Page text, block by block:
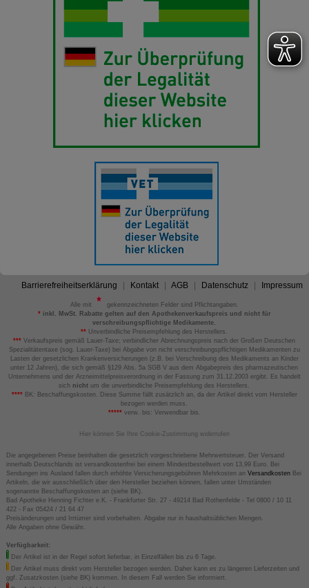
Barrierefreiheitserklärung Kontakt AGB Datenschutz Impressum
Alle mit
gekennzeichneten Felder sind Pflichtangaben.
*inkl. MwSt. Rabatte gelten auf den Apothekenverkaufspreis und nicht für
verschreibungspflichtige Medikamente.
** Unverbindliche Preisempfehlung des Herstellers.
*** Verkaufspreis gemäß Lauer-Taxe; verbindlicher Abrechnungspreis nach der Großen Deutschen
Spezialitätentaxe (sog. Lauer-Taxe) bei Abgabe von nicht verschreibungspflichtigen Medikamenten zu
Lasten der gesetzlichen Krankenversicherungen (z.B. bei Verschreibung des Medikaments an Kinder
unter 12 Jahren), die sich gemäß §129 Abs. 5a SGB V aus dem Abgabepreis des pharmazeutischen
Unternehmens und der Arzneimittelpreisverordnung in der Fassung zum 31.12.2003 ergibt. Es handelt
sich nicht um die unverbindliche Preisempfehlung des Herstellers.
****BK: Beschaffungskosten. Diese Summe fällt zusätzlich an, da der Artikel direkt vom Hersteller
bezogen werden muss.
*****verw. bis: Verwendbar bis.
Hier können Sie Ihre Cookie-Zustimmung widerrufen
Die angegebenen Preise beinhalten die gesetzlich vorgeschriebene Mehrwertsteuer. Der Versand
innerhalb Deutschlands ist versandkostenfrei bei einem Mindestbestellwert von 13,99 Euro. Bei
Sendungen ins Ausland fallen durch erhöhte Versicherungsgebühren Mehrkosten an VersandkostenBei
Artikeln, die wir ausschließlich über den Hersteller beziehen können, fallen unter Umständen
sogenannte Beschaffungskosten an (siehe BK).
Bad Apotheke Henning Fichter e.K. - Frankfurter Str. 27 - 49214 Bad Rothenfelde - Tel 0800 / 10 11
422 - Fax 05424 / 21 64 47
Preisänderungen und Irrtümer sind vorbehalten. Abgabe nur in haushaltsüblichen Mengen.
Alle Angaben ohne Gewähr.
Verfügbarkeit:
Der Artikel ist in der Regel sofort lieferbar, in Einzelfällen bis zu 6 Tage.
Der Artikel muss direkt vom Hersteller bezogen werden. Daher kann es zu längeren Lieferzeiten und
ggf. Zusatzkosten (siehe BK) kommen. In diesem Fall werden Sie informiert.